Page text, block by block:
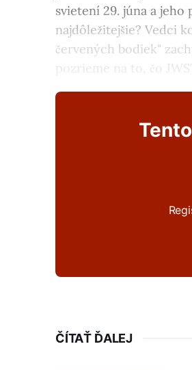
svietení 29. júna a jeho
najdôležitejšie? Vedci
červených bodiek"
pozrieme na to, čo
ČÍTAŤ ĎALEJ